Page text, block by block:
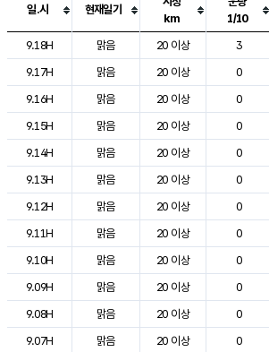
도시별 기상실황표로 지점, 날씨, 기온, 강수, 바
일.시 현재일기
km
1/10
9.18H
맑음 20 이상 3
9.17H
맑음 20 이상 0
9.16H
맑음 20 이상 0
9.15H
맑음 20 이상 0
9.14H
맑음 20 이상 0
9.13H
맑음 20 이상 0
9.12H
맑음 20 이상 0
9.11H
맑음 20 이상 0
9.10H
맑음 20 이상 0
9.09H
맑음 20 이상 0
9.08H
맑음 20 이상 0
9.07H
맑음 20 이상 0